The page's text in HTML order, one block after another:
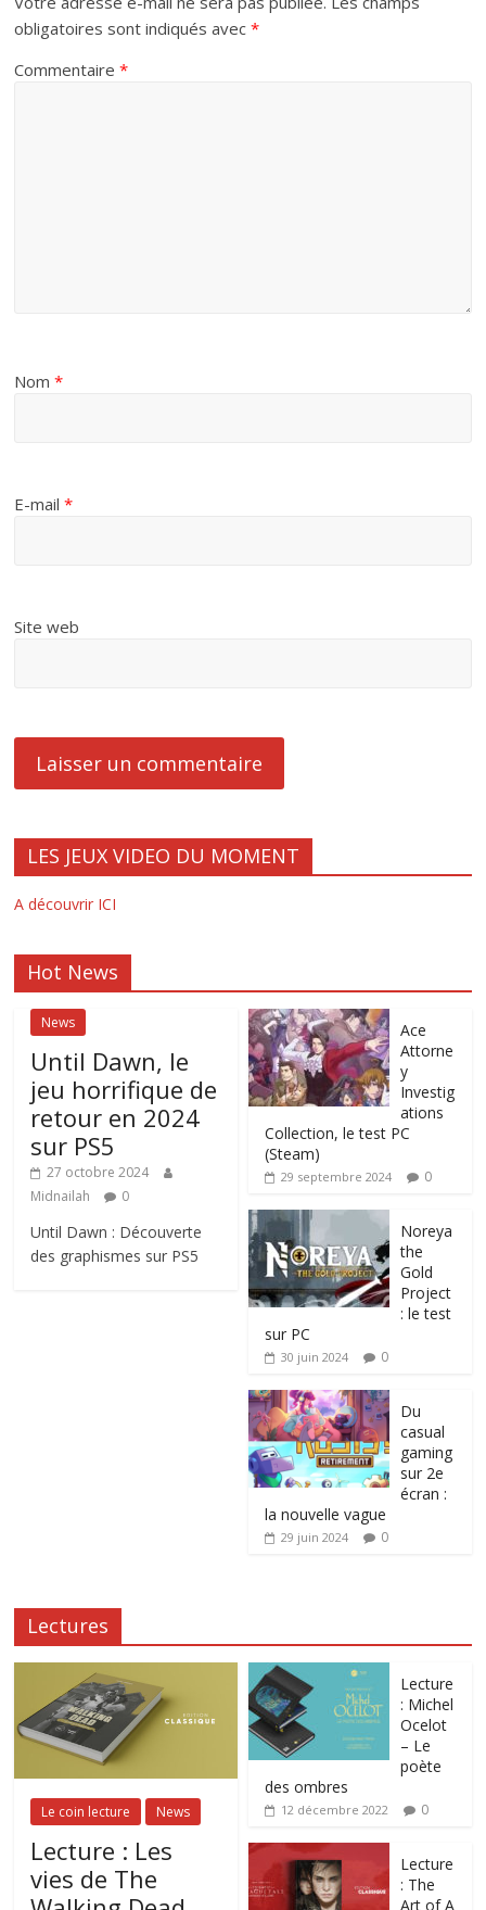
obligatoires sont indiqués avec*
Commentaire*
Nom*
E-mail*
Site web
LES JEUX VIDEO DU MOMENT
A découvrir ICI
Hot News
News
Until Dawn, le
jeu horrifique de
retour en 2024
sur PS5
27 octobre 2024
Midnailah
0
Until Dawn : Découverte
des graphismes sur PS5
Ace
Attorne
y
Investig
ations
Collection, le test PC
(Steam)
29 septembre 2024 0
Noreya
the
Gold
Project
: le test
sur PC
30 juin 2024 0
Du
casual
gaming
sur 2e
écran :
la nouvelle vague
29 juin 2024 0
Lectures
Le coin lecture News
Lecture : Les
vies de The
Lecture
: Michel
Ocelot
– Le
poète
des ombres
12 décembre 2022 0
Lecture
: The
Art of A